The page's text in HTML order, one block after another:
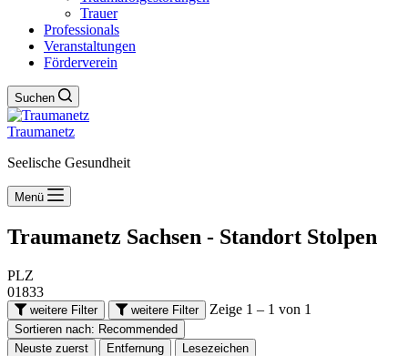
Trauer
Professionals
Veranstaltungen
Förderverein
Suchen
Traumanetz
Seelische Gesundheit
Menü
Traumanetz Sachsen - Standort Stolpen
PLZ
01833
weitere Filter weitere Filter Zeige 1 – 1 von 1
Sortieren nach: Recommended
Neuste zuerst
Entfernung Lesezeichen